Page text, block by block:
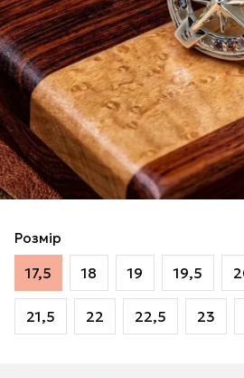
Розмір
17,5 18 19 19,5
21,5 22 22,5 23